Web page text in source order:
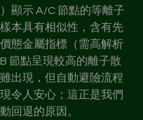
顯示 A/C 節點的等離子
本具有相似性，含有先
態金屬指標（需高解析
節點呈現較高的離子散
出現，但自動避險流程
令人安心；這正是我們
回退的原因。